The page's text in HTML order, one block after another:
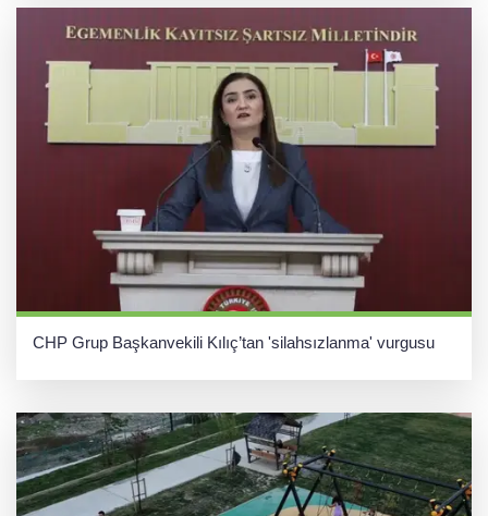
CHP Grup Başkanvekili Kılıç’tan 'silahsızlanma' vurgusu